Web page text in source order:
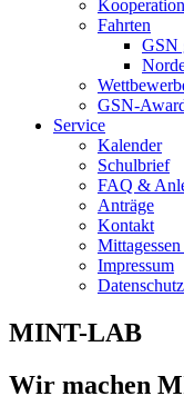
Fahrten
GSN
GSN-
Service
Kalender
Schulbrief
FAQ &
Anträge
Kontakt
Impressum
Datenschutz
MINT-LAB
Wir machen